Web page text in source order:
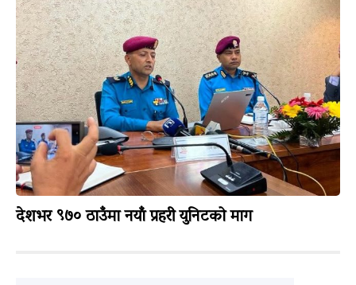
देशभर ९७० ठाउँमा नयाँ प्रहरी युनिटको माग